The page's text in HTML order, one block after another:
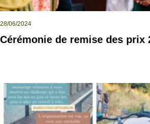
28/06/2024
Cérémonie de remise des prix